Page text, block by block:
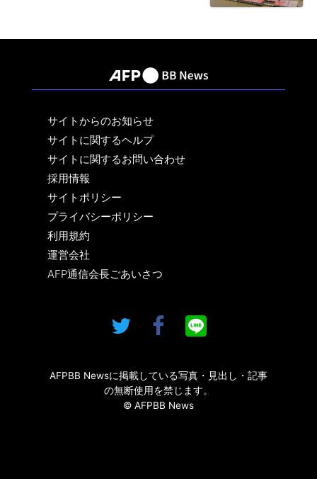
サイトからのお知らせ
サイトに関するヘルプ
サイトに関するお問い合わせ
採用情報
サイトポリシー
プライバシーポリシー
利用規約
運営会社
AFP通信会長ごあいさつ
AFPBB Newsに掲載している写真・見出し・記事
の無断使用を禁じます。
© AFPBB News